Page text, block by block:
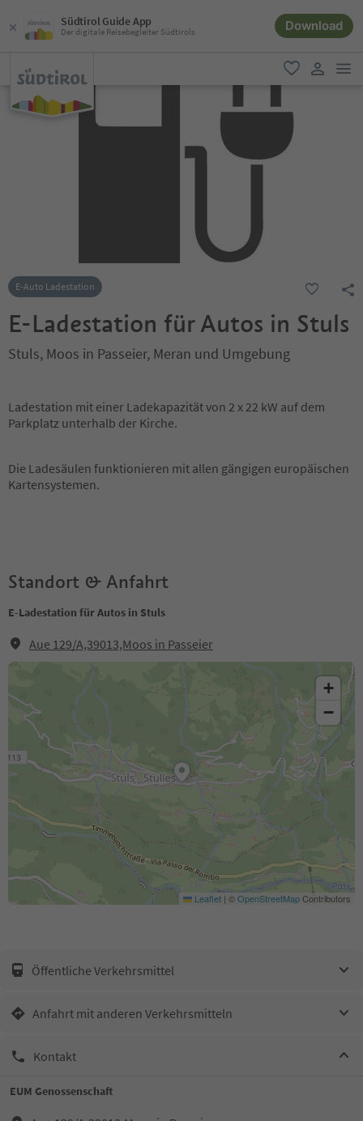
Südtirol Guide App
Der digitale Reisebegleiter Südtirols Download
favorit
E-Auto Ladestation
E-Ladestation für Autos in Stuls
Stuls, Moos in Passeier, Meran und Umgebung
Ladestation mit einer Ladekapazität von 2 x 22 kW auf dem
Parkplatz unterhalb der Kirche.
Die Ladesäulen funktionieren mit allen gängigen europäischen
Kartensystemen.
Standort & Anfahrt
E-Ladestation für Autos in Stuls
Aue 129/A,39013,Moos in Passeier
+
−
Leaflet | ©OpenStreetMapContributors
Öffentliche Verkehrsmittel
Anfahrt mit anderen Verkehrsmitteln
Kontakt
EUM Genossenschaft